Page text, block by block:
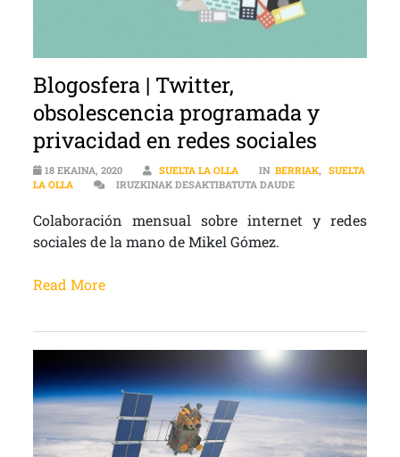
Blogosfera | Twitter,
obsolescencia programada y
privacidad en redes sociales
18 EKAINA, 2020 SUELTA LA OLLA IN BERRIAK, SUELTA
LA OLLA
IRUZKINAK DESAKTIBATUTA DAUDEBLOGOSFERA |
Colaboración mensual sobre internet y redes
sociales de la mano de Mikel Gómez.
Read More